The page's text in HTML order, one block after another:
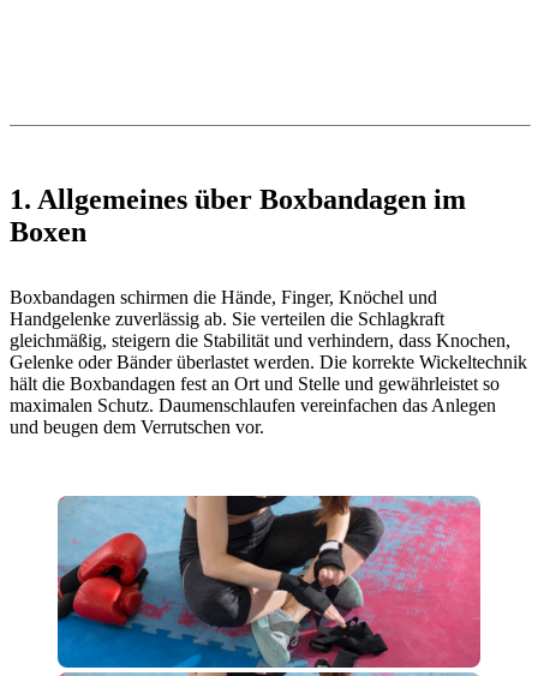
1. Allgemeines über Boxbandagen im
Boxen
Boxbandagen schirmen die Hände, Finger, Knöchel und
Handgelenke zuverlässig ab. Sie verteilen die Schlagkraft
gleichmäßig, steigern die Stabilität und verhindern, dass Knochen,
Gelenke oder Bänder überlastet werden. Die korrekte Wickeltechnik
hält die Boxbandagen fest an Ort und Stelle und gewährleistet so
maximalen Schutz. Daumenschlaufen vereinfachen das Anlegen
und beugen dem Verrutschen vor.